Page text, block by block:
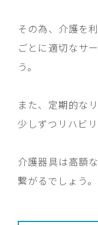
その為、介護を
ごとに適切なサ
う。
また、定期的な
少しずつリハビ
介護器具は高額
繋がるでしょう。